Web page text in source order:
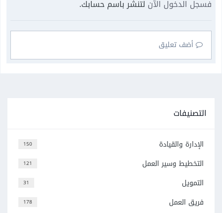
فسجل الدخول الآن لتنشر باسم حسابك.
أضف تعليق
التصنيفات
150 الإدارة والقيادة
121 التخطيط وسير العمل
31 التمويل
178 فريق العمل